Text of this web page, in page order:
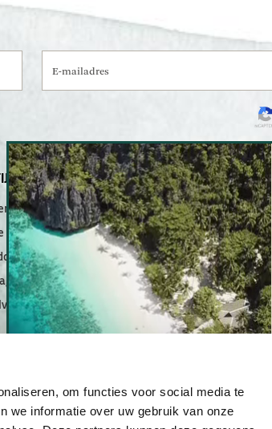
om functies voor social media te
we informatie over uw gebruik van onze
AMERIKA MEEST GELEZEN
Dit zijn de mooiste eilanden van
de Filipijnen!
De ultieme reisgids voor Etosha
National Park
Meerdaagse bootexpeditie met
TAO Philippines in Palawan
De 7 mooiste vulkanen van
Guatemala
Ontdek eilandhoppen in Raja
Ampat
El Nido & de Bacuit Archipel: de